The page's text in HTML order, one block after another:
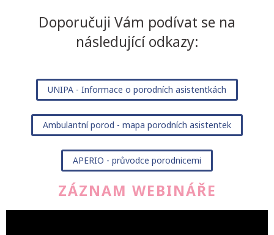
Doporučuji Vám podívat se na
následující odkazy:
UNIPA - Informace o porodních asistentkách
Ambulantní porod - mapa porodních asistentek
APERIO - průvodce porodnicemi
ZÁZNAM WEBINÁŘE